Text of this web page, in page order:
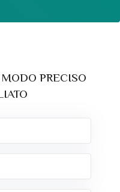
PRECISO